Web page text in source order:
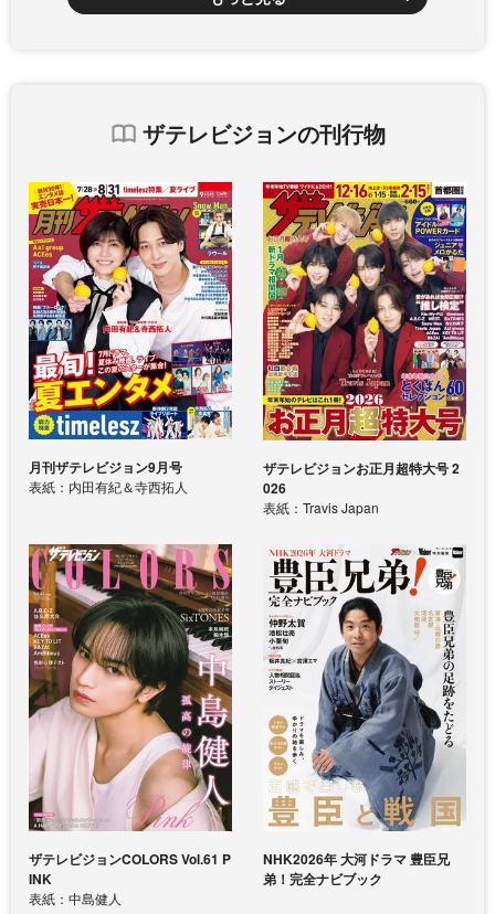
ザテレビジョンの刊行物
月刊ザテレビジョン9月号
表紙：内田有紀＆寺西拓人
ザテレビジョンお正月超特大号 2
026
表紙：Travis Japan
ザテレビジョンCOLORS Vol.61 P
INK
表紙：中島健人
NHK2026年 大河ドラマ 豊臣兄
弟！完全ナビブック